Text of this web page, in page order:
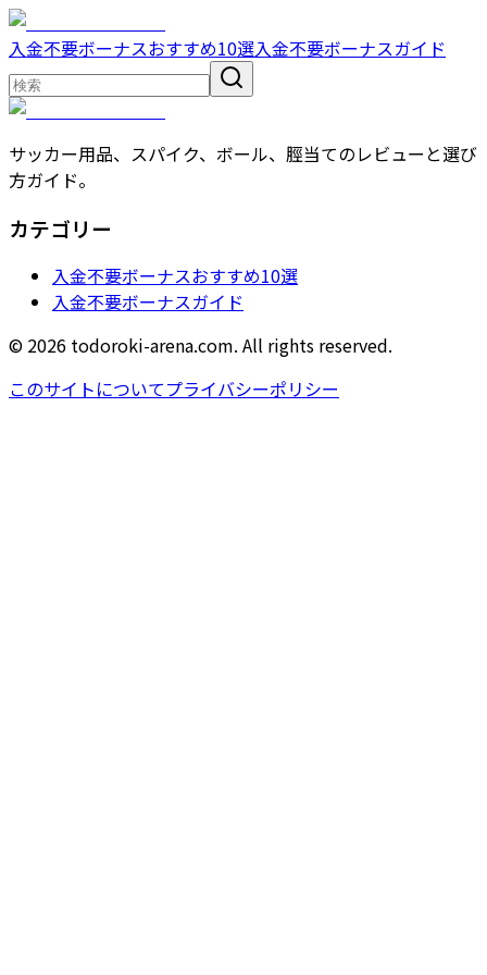
入金不要ボーナスおすすめ10選入金不要ボーナスガイド
サッカー用品、スパイク、ボール、脛当てのレビューと選び
方ガイド。
カテゴリー
入金不要ボーナスおすすめ10選
入金不要ボーナスガイド
© 2026 todoroki-arena.com. All rights reserved.
このサイトについてプライバシーポリシー